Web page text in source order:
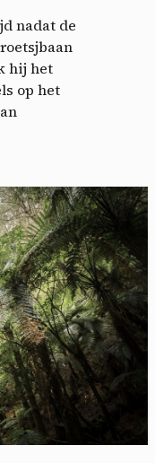
nadat de
hij het
op het